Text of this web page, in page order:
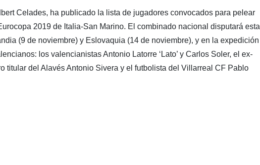
Celades, ha publicado la lista de jugadores convocados para pelear
2019 de Italia-San Marino. El combinado nacional disputará esta
(9 de noviembre) y Eslovaquia (14 de noviembre), y en la expedición
los valencianistas Antonio Latorre ‘Lato’ y Carlos Soler, el ex-
titular del Alavés Antonio Sivera y el futbolista del Villarreal CF Pablo